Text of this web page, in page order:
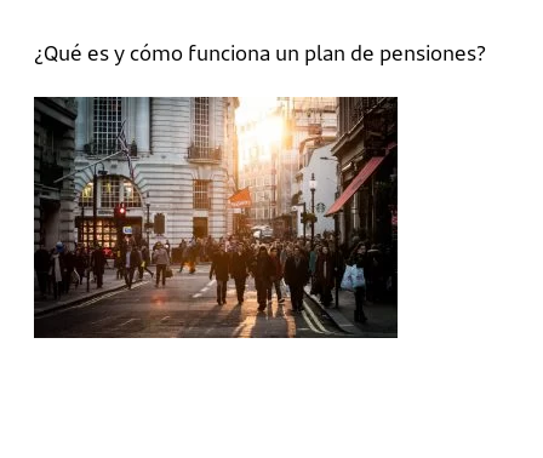
¿Qué es y cómo funciona un plan de pensiones?